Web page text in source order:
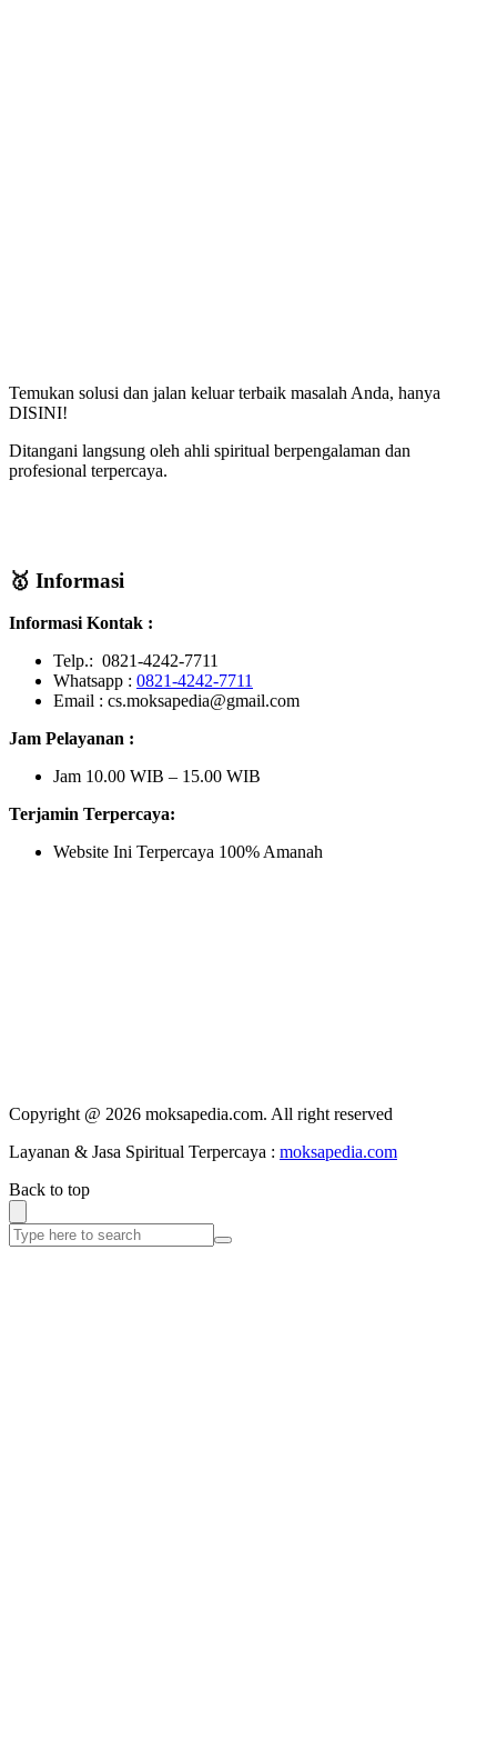
Temukan solusi dan jalan keluar terbaik masalah Anda, hanya
DISINI!
Ditangani langsung oleh ahli spiritual berpengalaman dan
profesional terpercaya.
🥇 Informasi
Informasi Kontak :
Telp.: 0821-4242-7711
Whatsapp : 0821-4242-7711
Email : cs.moksapedia@gmail.com
Jam Pelayanan :
Jam 10.00 WIB – 15.00 WIB
Terjamin Terpercaya:
Website Ini Terpercaya 100% Amanah
Copyright @ 2026 moksapedia.com. All right reserved
Layanan & Jasa Spiritual Terpercaya : moksapedia.com
Back to top